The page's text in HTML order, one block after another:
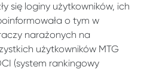
się loginy użytkowników, ich
o tym w
narażonych na
użytkowników MTG
(system rankingowy